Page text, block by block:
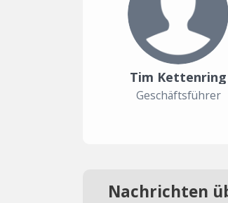
Tim Kettenring
Geschäftsführer
Nachrichten